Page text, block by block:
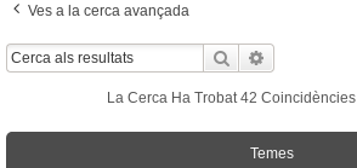
Ves a la cerca avançada
Cerca
La Cerca Ha Trobat 42 Coincidències
Temes